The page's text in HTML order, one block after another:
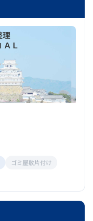
ゴミ屋敷片付け